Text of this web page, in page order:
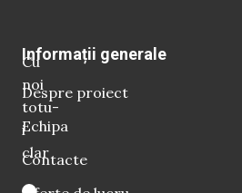
Cu
noi
totu-
i
clar
Informații generale
Despre proiect
Echipa
Contacte